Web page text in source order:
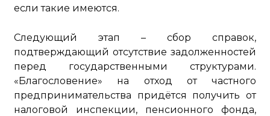
если такие имеются.
Следующий этап – сбор справок,
подтверждающий отсутствие задолженностей
перед государственными структурами.
«Благословение» на отход от частного
предпринимательства придётся получить от
налоговой инспекции, пенсионного фонда,